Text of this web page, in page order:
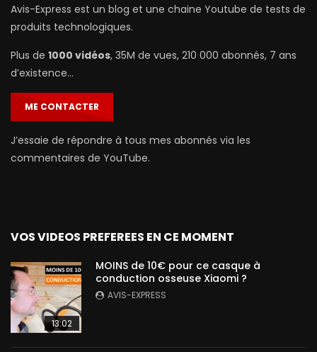
Avis-Express est un blog et une chaine Youtube de tests de
produits technologiques.
Plus de 1000 vidéos, 35M de vues, 210 000 abonnés, 7 ans
d’existence…
ME CONTACTER
J’essaie de répondre à tous mes abonnés via les
commentaires de YouTube.
VOS VIDEOS PREFEREES EN CE MOMENT
13:02
MOINS de 10€ pour ce casque à
conduction osseuse Xiaomi ?
AVIS-EXPRESS